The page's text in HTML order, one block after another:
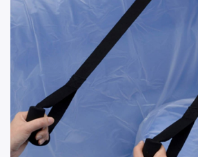
inclusief
(kopie) - Ja